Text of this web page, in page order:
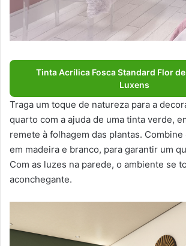
Tinta Acrílica Fosca Standard Flor
Luxens
Traga um toque de natureza para a
quarto com a ajuda de uma tinta verde,
remete à folhagem das plantas.
em madeira e branco, para garantir um
Com as luzes na parede, o ambiente se
aconchegante.